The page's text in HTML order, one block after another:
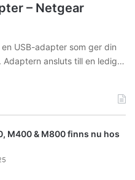
– Netgear
USB-adapter som ger din
Adaptern ansluts till en ledig…
M400 & M800 finns nu hos